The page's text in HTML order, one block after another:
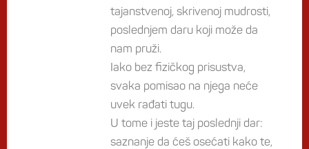
tajanstvenoj, skrivenoj mudrosti,
poslednjem daru koji može da
nam pruži.
Iako bez fizičkog prisustva,
svaka pomisao na njega neće
uvek rađati tugu.
U tome i jeste taj poslednji dar:
saznanje da ćeš osećati kako te,